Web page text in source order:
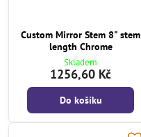
Custom Mirror Stem 8" stem
length Chrome
Skladem
1256,60 Kč
Do košíku